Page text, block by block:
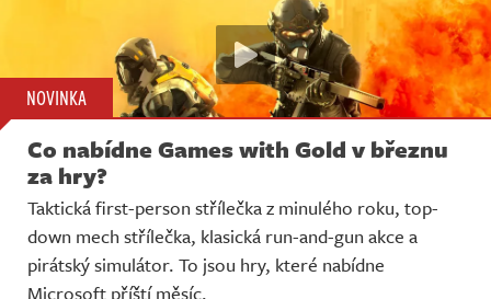
NOVINKA
Co nabídne Games with Gold v březnu
za hry?
Taktická first-person střílečka z minulého roku, top-
down mech střílečka, klasická run-and-gun akce a
pirátský simulátor. To jsou hry, které nabídne
Microsoft příští měsíc.